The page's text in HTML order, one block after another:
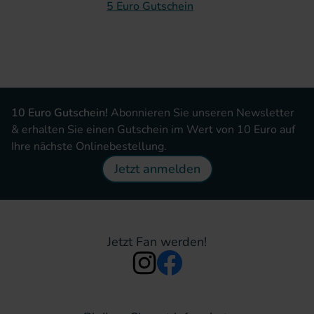
5 Euro Gutschein
10 Euro Gutschein! Abonnieren Sie unseren Newsletter
& erhalten Sie einen Gutschein im Wert von 10 Euro auf
Ihre nächste Onlinebestellung.
Jetzt anmelden
Jetzt Fan werden!